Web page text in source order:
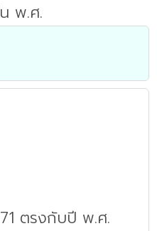
พ.ศ.
ตรงกับปี พ.ศ.